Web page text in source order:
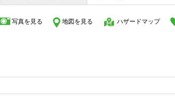
写真を見る 地図を見る ハザードマップ